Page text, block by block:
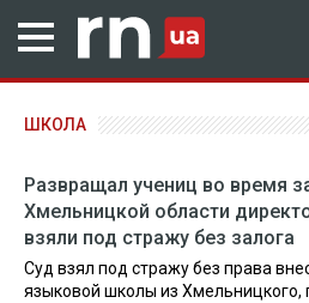
ШКОЛА
Развращал учениц во время
Хмельницкой области
взяли под стражу без залога
Суд взял под стражу без права
языковой школы из Хмельницкого,